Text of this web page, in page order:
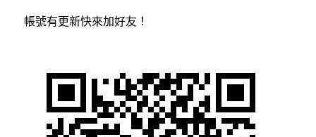
帳號有更新快來加好友！